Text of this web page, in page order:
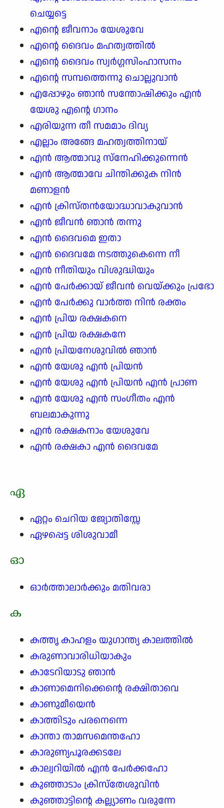
ചെയ്യട്ടെ
എന്റെ ജീവനാം യേശുവേ
എന്റെ ദൈവം മഹത്വത്തിൽ
എന്റെ ദൈവം സ്വർഗ്ഗസിംഹാസനം
എന്റെ സമ്പത്തെന്നു ചൊല്ലുവാൻ
എപ്പോഴും ഞാൻ സന്തോഷിക്കും എൻ
യേശു എന്റെ ഗാനം
എരിയുന്ന തീ സമമാം ദിവ്യ
എല്ലാം അങ്ങേ മഹത്വത്തിനായ്
എൻ ആത്മാവു സ്നേഹിക്കുന്നെൻ
എൻ ആത്മാവേ ചിന്തിക്കുക നിൻ
മണാളൻ
എൻ ക്രിസ്തൻയോദ്ധാവാകുവാൻ
എൻ ജീവൻ ഞാൻ തന്നു
എൻ ദൈവമെ ഇതാ
എൻ ദൈവമേ നടത്തുകെന്നെ നീ
എൻ നീതിയും വിശുദ്ധിയും
എൻ പേർക്കായ് ജീവൻ വെയ്ക്കും പ്രഭോ
എൻ പേർക്കു വാർത്ത നിൻ രക്തം
എൻ പ്രിയ രക്ഷകനെ
എൻ പ്രിയ രക്ഷകനേ
എൻ പ്രിയനേശുവിൽ ഞാൻ
എൻ യേശു എൻ പ്രിയൻ
എൻ യേശു എൻ പ്രിയൻ എൻ പ്രാണ
എൻ യേശു എൻ സംഗീതം എൻ
ബലമാകുന്നു
എൻ രക്ഷകനാം യേശുവേ
എൻ രക്ഷകാ എൻ ദൈവമേ
ഏ
ഏറ്റം ചെറിയ ജ്യോതിസ്സേ
ഏഴപ്പെട്ട ശിശുവാമീ
ഓ
ഓർത്താലാർക്കും മതിവരാ
ക
കത്തൃ കാഹളം യുഗാന്ത്യ കാലത്തിൽ
കരുണാവാരിധിയാകും
കാടേറിയാടു ഞാൻ
കാണാമെനിക്കെന്റെ രക്ഷിതാവെ
കാണുമീയെൻ
കാത്തിടും പരനെന്നെ
കാന്താ താമസമെന്തഹോ
കാരുണ്യപൂരക്കടലേ
കാല്വറിയിൽ എൻ പേർക്കഹോ
കുഞ്ഞാടാം ക്രിസ്തേശുവിൻ
കുഞ്ഞാട്ടിന്റെ കല്ല്യാണം വരുന്നേ